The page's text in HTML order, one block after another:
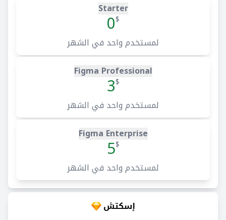
Starter
$
0
لمستخدم واحد في الشهر
Figma Professional
$
3
لمستخدم واحد في الشهر
Figma Enterprise
$
5
لمستخدم واحد في الشهر
إسكتش